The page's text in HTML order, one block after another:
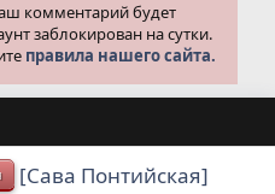
комментарий будет
заблокирован на сутки.
правила нашего сайта.
[Сава Понтийская]